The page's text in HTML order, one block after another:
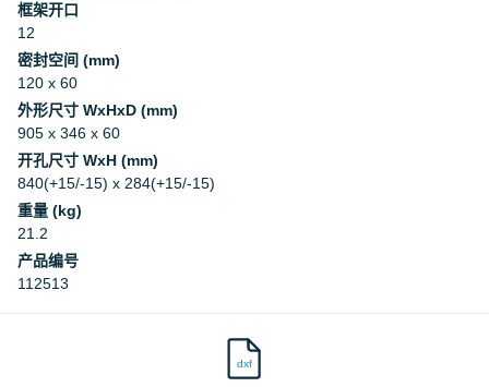
框架开口
12
密封空间 (mm)
120 x 60
外形尺寸 WxHxD (mm)
905 x 346 x 60
开孔尺寸 WxH (mm)
840(+15/-15) x 284(+15/-15)
重量 (kg)
21.2
产品编号
112513
dxf